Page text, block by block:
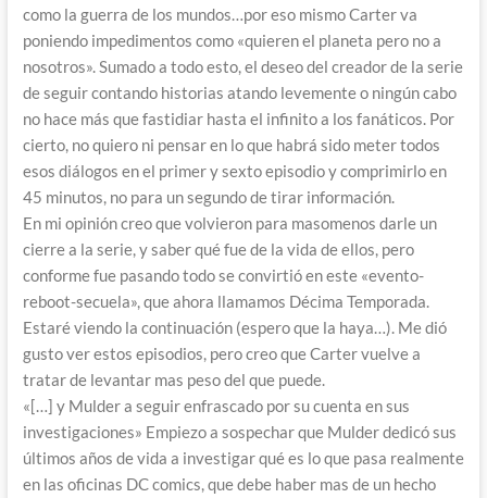
como la guerra de los mundos…por eso mismo Carter va
poniendo impedimentos como «quieren el planeta pero no a
nosotros». Sumado a todo esto, el deseo del creador de la serie
de seguir contando historias atando levemente o ningún cabo
no hace más que fastidiar hasta el infinito a los fanáticos. Por
cierto, no quiero ni pensar en lo que habrá sido meter todos
esos diálogos en el primer y sexto episodio y comprimirlo en
45 minutos, no para un segundo de tirar información.
En mi opinión creo que volvieron para masomenos darle un
cierre a la serie, y saber qué fue de la vida de ellos, pero
conforme fue pasando todo se convirtió en este «evento-
reboot-secuela», que ahora llamamos Décima Temporada.
Estaré viendo la continuación (espero que la haya…). Me dió
gusto ver estos episodios, pero creo que Carter vuelve a
tratar de levantar mas peso del que puede.
«[…] y Mulder a seguir enfrascado por su cuenta en sus
investigaciones» Empiezo a sospechar que Mulder dedicó sus
últimos años de vida a investigar qué es lo que pasa realmente
en las oficinas DC comics, que debe haber mas de un hecho